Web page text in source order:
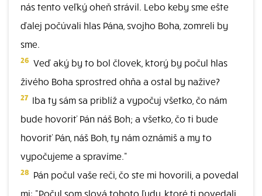
nás tento veľký oheň strávil. Lebo keby sme ešte
ďalej počúvali hlas Pána, svojho Boha, zomreli by
sme.
26 Veď aký by to bol človek, ktorý by počul hlas
živého Boha sprostred ohňa a ostal by nažive?
27 Iba ty sám sa priblíž a vypočuj všetko, čo nám
bude hovoriť Pán náš Boh; a všetko, čo ti bude
hovoriť Pán, náš Boh, ty nám oznámiš a my to
vypočujeme a spravíme."
28 Pán počul vaše reči, čo ste mi hovorili, a povedal
mi: "Počul som slová tohoto ľudu, ktoré ti povedali.